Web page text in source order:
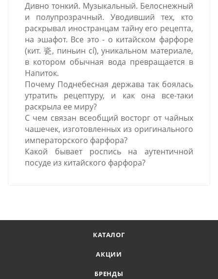
Дивно тонкий. Музыкальный. Белоснежный
и полупрозрачный. Уводивший тех, кто
раскрывал иностранцам тайну его рецепта,
на эшафот. Все это - о китайском фарфоре
(кит. 瓷, пиньин cí), уникальном материале,
в котором обычная вода превращается в
Напиток.
Почему Поднебесная держава так боялась
утратить рецептуру, и как она все-таки
раскрыла ее миру?
С чем связан всеобщий восторг от чайных
чашечек, изготовленных из оригинального
императорского фарфора?
Какой бывает роспись на аутентичной
посуде из китайского фарфора?
КАТАЛОГ
АКЦИИ
БРЕНДЫ